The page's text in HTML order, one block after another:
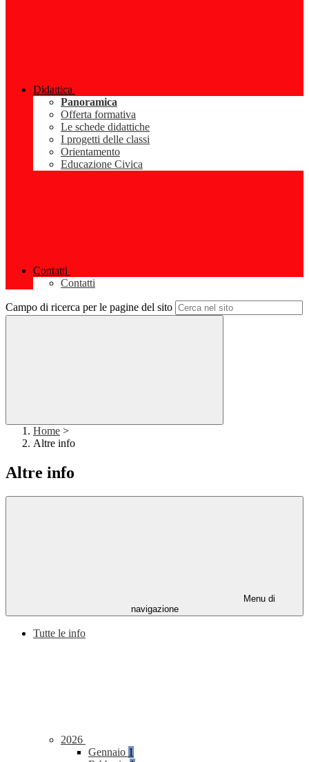
Didattica
Panoramica
Offerta formativa
Le schede didattiche
I progetti delle classi
Orientamento
Educazione Civica
Contatti
Contatti
Campo di ricerca per le pagine del sito
Home >
Altre info
Altre info
Menu di
navigazione
Tutte le info
2026
Gennaio 1